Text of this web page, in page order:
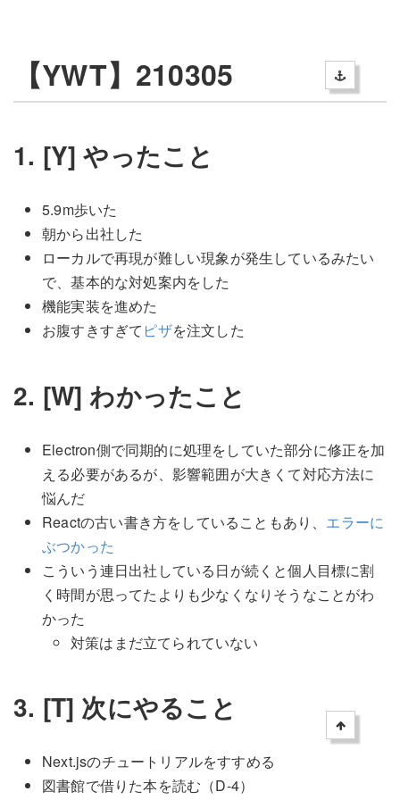
【YWT】210305
1. [Y] やったこと
5.9m歩いた
朝から出社した
ローカルで再現が難しい現象が発生しているみたい
で、基本的な対処案内をした
機能実装を進めた
お腹すきすぎて ピザを注文した
2. [W] わかったこと
Electron側で同期的に処理をしていた部分に修正を加
える必要があるが、影響範囲が大きくて対応方法に
悩んだ
Reactの古い書き方をしていることもあり、 エラーに
ぶつかった
こういう連日出社している日が続くと個人目標に割
く時間が思ってたよりも少なくなりそうなことがわ
かった
対策はまだ立てられていない
3. [T] 次にやること
Next.jsのチュートリアルをすすめる
図書館で借りた本を読む（D-4）